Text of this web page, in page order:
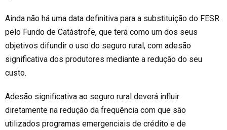
Ainda não há uma data definitiva para a substituição do FESR
pelo Fundo de Catástrofe, que terá como um dos seus
objetivos difundir o uso do seguro rural, com adesão
significativa dos produtores mediante a redução do seu
custo.
Adesão significativa ao seguro rural deverá influir
diretamente na redução da frequência com que são
utilizados programas emergenciais de crédito e de